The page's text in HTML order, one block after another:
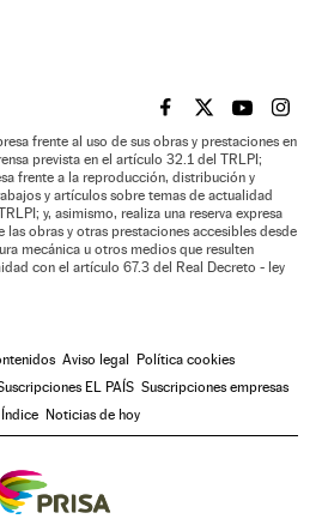
EL PAÍS BRASIL EN
EL PAÍSEL PAÍS
EL
frente al uso de sus obras y prestaciones en
prevista en el artículo 32.1 del TRLPI;
frente a la reproducción, distribución y
y artículos sobre temas de actualidad
y, asimismo, realiza una reserva expresa
las obras y otras prestaciones accesibles desde
mecánica u otros medios que resulten
con el artículo 67.3 del Real Decreto - ley
Aviso legal Política cookies
EL PAÍS Suscripciones empresas
Índice Noticias de hoy